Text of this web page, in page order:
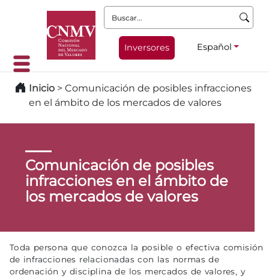
Buscar:
Inversores Español
Inicio > Comunicación de posibles infracciones
en el ámbito de los mercados de valores
Comunicación de posibles
infracciones en el ámbito de
los mercados de valores
Toda persona que conozca la posible o efectiva comisión
de infracciones relacionadas con las normas de
ordenación y disciplina de los mercados de valores, y